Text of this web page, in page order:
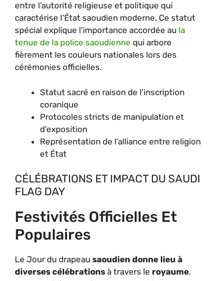
entre l’autorité religieuse et politique qui
caractérise l’État saoudien moderne. Ce statut
spécial explique l’importance accordée au la
tenue de la police saoudienne qui arbore
fièrement les couleurs nationales lors des
cérémonies officielles.
Statut sacré en raison de l’inscription
coranique
Protocoles stricts de manipulation et
d’exposition
Représentation de l’alliance entre religion
et État
CÉLÉBRATIONS ET IMPACT DU SAUDI
FLAG DAY
Festivités Officielles Et
Populaires
Le Jour du drapeau saoudien donne lieu à
diverses célébrations à travers le royaume.